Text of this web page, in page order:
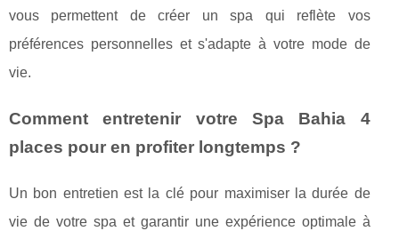
vous permettent de créer un spa qui reflète vos
préférences personnelles et s'adapte à votre mode de
vie.
Comment entretenir votre Spa Bahia 4
places pour en profiter longtemps ?
Un bon entretien est la clé pour maximiser la durée de
vie de votre spa et garantir une expérience optimale à